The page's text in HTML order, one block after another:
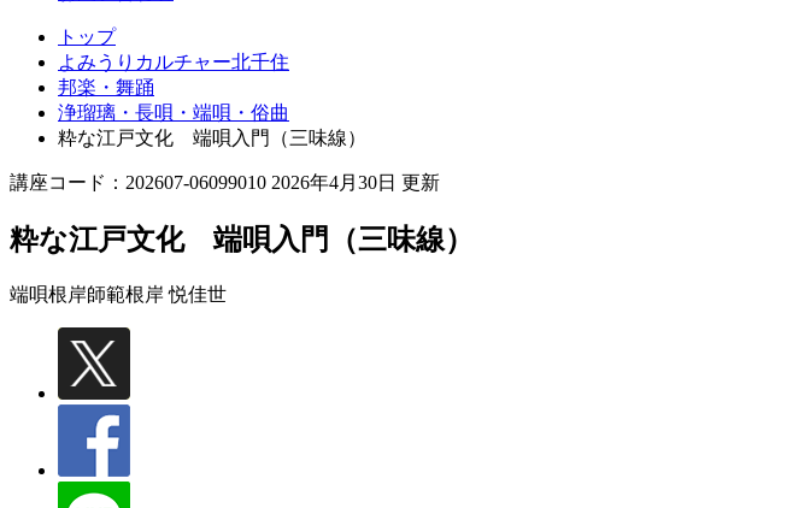
トップ
よみうりカルチャー北千住
邦楽・舞踊
浄瑠璃・長唄・端唄・俗曲
粋な江戸文化 端唄入門（三味線）
講座コード：202607-06099010 2026年4月30日 更新
粋な江戸文化 端唄入門（三味線）
端唄根岸師範根岸 悦佳世